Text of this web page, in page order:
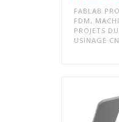
FABLAB PRO
FDM ,
PROJETS
USINAGE